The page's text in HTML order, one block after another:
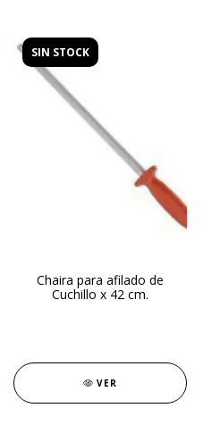
SIN STOCK
Chaira para afilado de
Cuchillo x 42 cm.
VER